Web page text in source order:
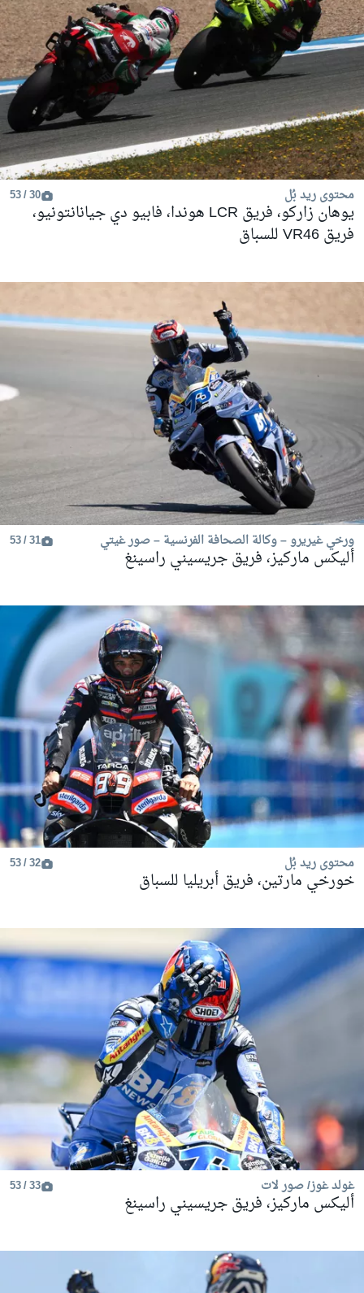
محتوى ريد بُل 30 / 53
يوهان زاركو، فريق LCR هوندا، فابيو دي جيانانتونيو،
فريق VR46 للسباق
ورخي غيريرو – وكالة الصحافة الفرنسية – صور غيتي 31 / 53
أليكس ماركيز، فريق جريسيني راسينغ
محتوى ريد بُل 32 / 53
خورخي مارتين، فريق أبريليا للسباق
غولد غوز/ صور لات 33 / 53
أليكس ماركيز، فريق جريسيني راسينغ